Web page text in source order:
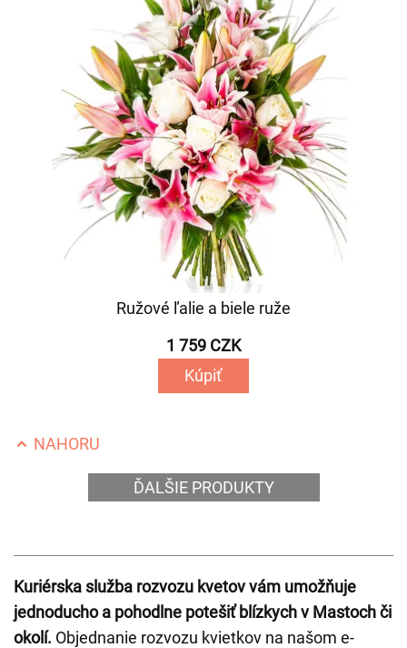
Ružové ľalie a biele ruže
1 759 CZK
Kúpiť
NAHORU
ĎALŠIE PRODUKTY
Kuriérska služba rozvozu kvetov vám umožňuje
jednoducho a pohodlne potešiť blízkych v Mastoch či
okolí. Objednanie rozvozu kvietkov na našom e-